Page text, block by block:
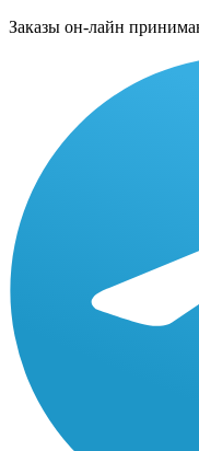
Заказы он-лайн